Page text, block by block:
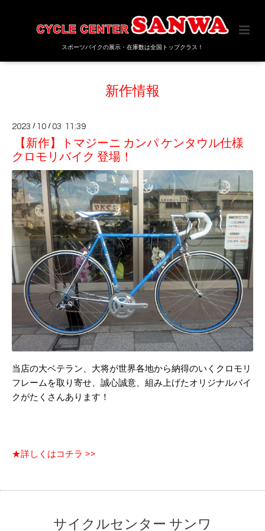
スポーツバイクの展示・在庫数は全国トップクラス！
新作情報
2023 / 10 /03 11:39
【新作】トマジーニ カンパ ケンタウル仕様
クロモリバイク 登場！
当店の大ベテラン、大将が世界各地から納得のいくクロモリ
フレームを取り寄せ、誠心誠意、組み上げたオリジナルバイ
クがたくさんあります！
★詳しくはコチラ >>
サイクルセンター サンワ